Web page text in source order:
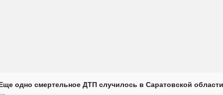
одно смертельное ДТП случилось в Саратовской области